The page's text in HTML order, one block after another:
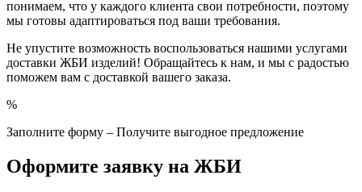
понимаем, что у каждого клиента свои потребности, поэтому
мы готовы адаптироваться под ваши требования.
Не упустите возможность воспользоваться нашими услугами
доставки ЖБИ изделий! Обращайтесь к нам, и мы с радостью
поможем вам с доставкой вашего заказа.
%
Заполните форму – Получите выгодное предложение
Оформите заявку на ЖБИ